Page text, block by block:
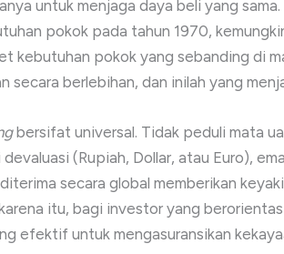
untuk menjaga daya beli yang
pokok pada tahun 1970,
kebutuhan pokok yang sebanding di
berlebihan, dan inilah yang
bersifat universal. Tidak peduli mata
(Rupiah, Dollar, atau Euro),
secara global memberikan
itu, bagi investor yang
efektif untuk mengasuransikan